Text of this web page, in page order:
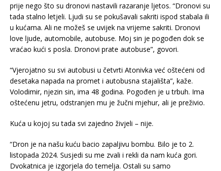
prije nego što su dronovi nastavili razaranje ljetos. “Dronovi su
tada stalno letjeli. Ljudi su se pokušavali sakriti ispod stabala ili
u kućama. Ali ne možeš se uvijek na vrijeme sakriti. Dronovi
love ljude, automobile, autobuse. Moj sin je pogođen dok se
vraćao kući s posla. Dronovi prate autobuse”, govori.
“Vjerojatno su svi autobusi u četvrti Atonivka već oštećeni od
desetaka napada na promet i autobusna stajališta”, kaže.
Volodimir, njezin sin, ima 48 godina. Pogođen je u trbuh. Ima
oštećenu jetru, odstranjen mu je žučni mjehur, ali je preživio.
Kuća u kojoj su tada svi zajedno živjeli – nije.
“Dron je na našu kuću bacio zapaljivu bombu. Bilo je to 2.
listopada 2024. Susjedi su me zvali i rekli da nam kuća gori.
Dvokatnica je izgorjela do temelja. Ostali su samo